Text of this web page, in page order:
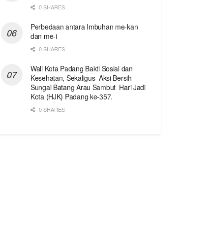
0 SHARES
Perbedaan antara Imbuhan me-kan
dan me-i
0 SHARES
Wali Kota Padang Bakti Sosial dan
Kesehatan, Sekaligus Aksi Bersih
Sungai Batang Arau Sambut Hari Jadi
Kota (HJK) Padang ke-357.
0 SHARES